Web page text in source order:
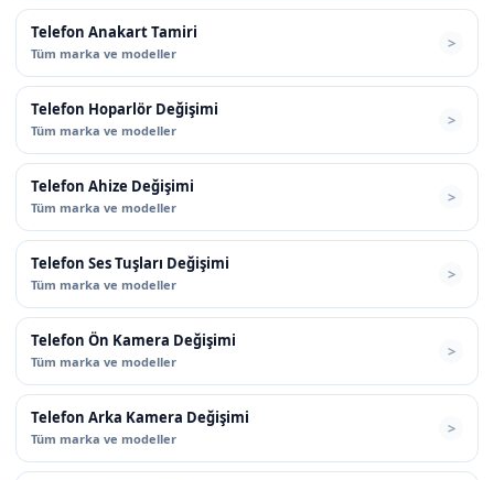
Telefon Anakart Tamiri
Tüm marka ve modeller
Telefon Hoparlör Değişimi
Tüm marka ve modeller
Telefon Ahize Değişimi
Tüm marka ve modeller
Telefon Ses Tuşları Değişimi
Tüm marka ve modeller
Telefon Ön Kamera Değişimi
Tüm marka ve modeller
Telefon Arka Kamera Değişimi
Tüm marka ve modeller